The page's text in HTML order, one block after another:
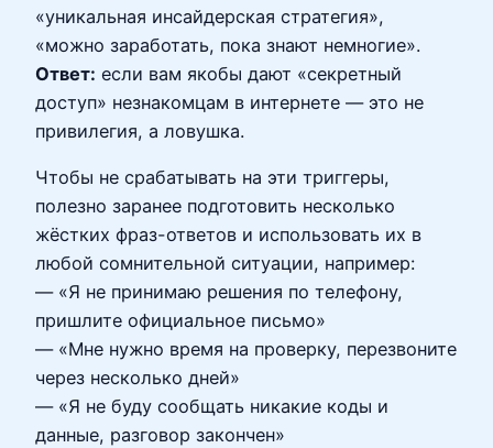
«уникальная инсайдерская стратегия»,
«можно заработать, пока знают немногие».
Ответ: если вам якобы дают «секретный
доступ» незнакомцам в интернете — это не
привилегия, а ловушка.
Чтобы не срабатывать на эти триггеры,
полезно заранее подготовить несколько
жёстких фраз-ответов и использовать их в
любой сомнительной ситуации, например:
— «Я не принимаю решения по телефону,
пришлите официальное письмо»
— «Мне нужно время на проверку, перезвоните
через несколько дней»
— «Я не буду сообщать никакие коды и
данные, разговор закончен»